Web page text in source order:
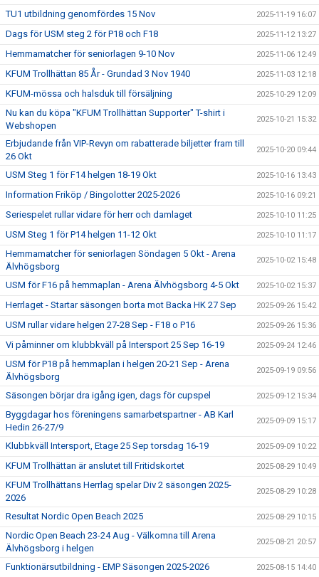
TU1 utbildning genomfördes 15 Nov 2025-11-19 16:07
Dags för USM steg 2 för P18 och F18 2025-11-12 13:27
Hemmamatcher för seniorlagen 9-10 Nov 2025-11-06 12:49
KFUM Trollhättan 85 År - Grundad 3 Nov 1940 2025-11-03 12:18
KFUM-mössa och halsduk till försäljning 2025-10-29 12:09
Nu kan du köpa "KFUM Trollhättan Supporter" T-shirt i
Webshopen
2025-10-21 15:32
Erbjudande från VIP-Revyn om rabatterade biljetter fram till
26 Okt
2025-10-20 09:44
USM Steg 1 för F14 helgen 18-19 Okt 2025-10-16 13:43
Information Friköp / Bingolotter 2025-2026 2025-10-16 09:21
Seriespelet rullar vidare för herr och damlaget 2025-10-10 11:25
USM Steg 1 för P14 helgen 11-12 Okt 2025-10-10 11:17
Hemmamatcher för seniorlagen Söndagen 5 Okt - Arena
Älvhögsborg
2025-10-02 15:48
USM för F16 på hemmaplan - Arena Älvhögsborg 4-5 Okt 2025-10-02 15:37
Herrlaget - Startar säsongen borta mot Backa HK 27 Sep 2025-09-26 15:42
USM rullar vidare helgen 27-28 Sep - F18 o P16 2025-09-26 15:36
Vi påminner om klubbkväll på Intersport 25 Sep 16-19 2025-09-24 12:46
USM för P18 på hemmaplan i helgen 20-21 Sep - Arena
Älvhögsborg
2025-09-19 09:56
Säsongen börjar dra igång igen, dags för cupspel 2025-09-12 15:34
Byggdagar hos föreningens samarbetspartner - AB Karl
Hedin 26-27/9
2025-09-09 15:17
Klubbkväll Intersport, Etage 25 Sep torsdag 16-19 2025-09-09 10:22
KFUM Trollhättan är anslutet till Fritidskortet 2025-08-29 10:49
KFUM Trollhättans Herrlag spelar Div 2 säsongen 2025-
2026
2025-08-29 10:28
Resultat Nordic Open Beach 2025 2025-08-29 10:15
Nordic Open Beach 23-24 Aug - Välkomna till Arena
Älvhögsborg i helgen
2025-08-21 20:57
Funktionärsutbildning - EMP Säsongen 2025-2026 2025-08-15 14:40